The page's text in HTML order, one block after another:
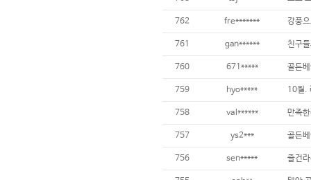
762 fre*******
761 gan******
760 671***** 골든
759 hyo*****
758 val******
757 ys2*** 골든
756 sen***** 즐건